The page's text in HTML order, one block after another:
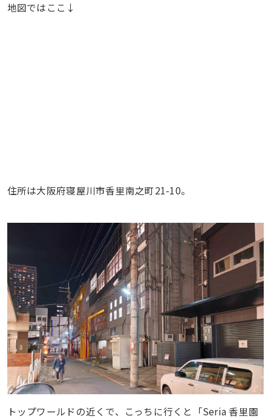
地図ではここ↓
住所は大阪府寝屋川市香里南之町21-10。
トップワールドの近くで、こっちに行くと「Seria 香里園